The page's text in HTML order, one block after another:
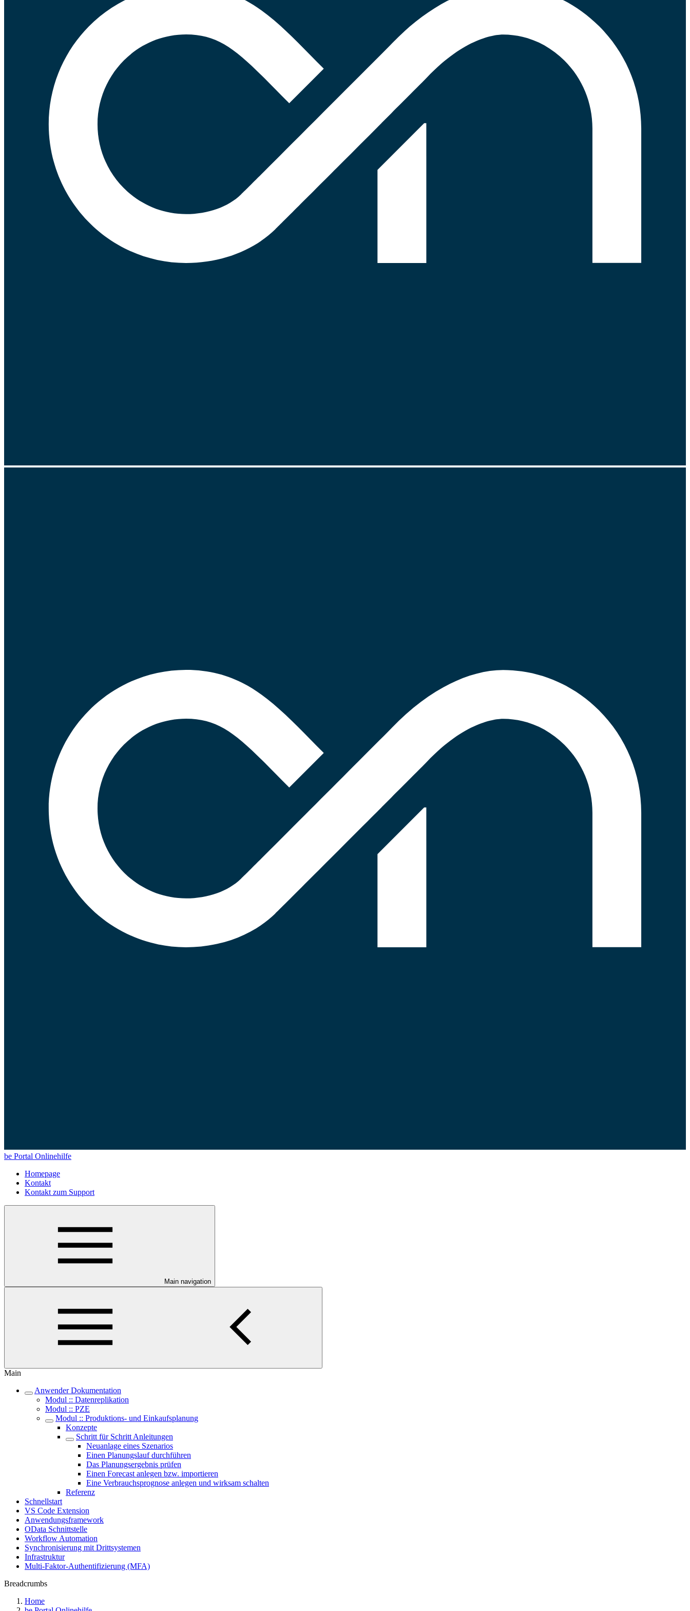
be Portal Onlinehilfe
Homepage
Kontakt
Kontakt zum Support
Main navigation
Main
Anwender Dokumentation
Modul :: Datenreplikation
Modul :: PZE
Modul :: Produktions- und Einkaufsplanung
Konzepte
Schritt für Schritt Anleitungen
Neuanlage eines Szenarios
Einen Planungslauf durchführen
Das Planungsergebnis prüfen
Einen Forecast anlegen bzw. importieren
Eine Verbrauchsprognose anlegen und wirksam schalten
Referenz
Schnellstart
VS Code Extension
Anwendungsframework
OData Schnittstelle
Workflow Automation
Synchronisierung mit Drittsystemen
Infrastruktur
Multi-Faktor-Authentifizierung (MFA)
Breadcrumbs
Home